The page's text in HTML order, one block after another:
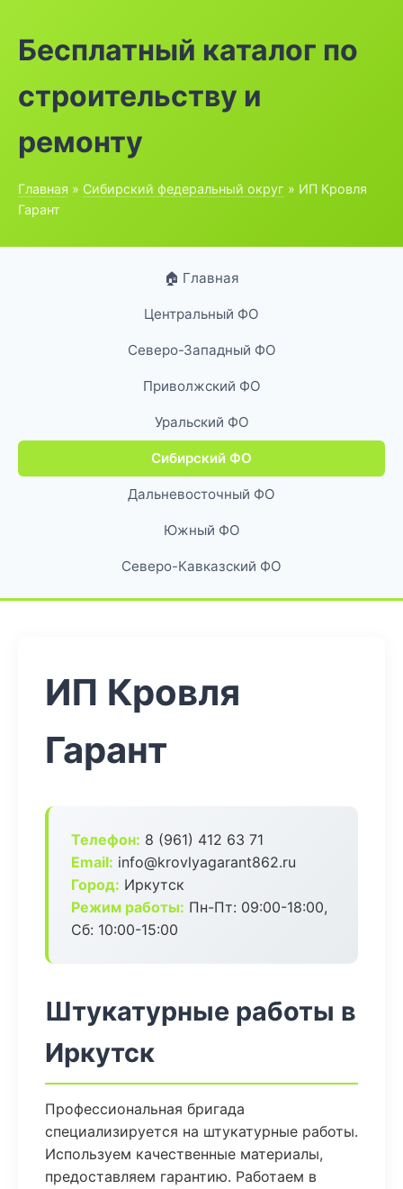
Бесплатный каталог по
строительству и
ремонту
Главная » Сибирский федеральный округ » ИП Кровля
Гарант
🏠 Главная
Центральный ФО
Северо-Западный ФО
Приволжский ФО
Уральский ФО
Сибирский ФО
Дальневосточный ФО
Южный ФО
Северо-Кавказский ФО
ИП Кровля
Гарант
Телефон: 8 (961) 412 63 71
Email: info@krovlyagarant862.ru
Город: Иркутск
Режим работы: Пн-Пт: 09:00-18:00,
Сб: 10:00-15:00
Штукатурные работы в
Иркутск
Профессиональная бригада
специализируется на штукатурные работы.
Используем качественные материалы,
предоставляем гарантию. Работаем в